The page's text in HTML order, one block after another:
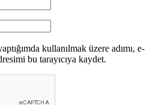
kullanılmak üzere adımı, e-
bu tarayıcıya kaydet.